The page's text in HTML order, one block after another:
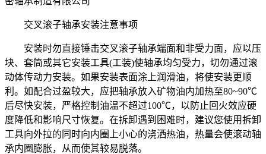
交叉滚子轴承安装注意事项
安装时勿直接锤击交叉滚子轴承端面和非受力面，应以压
块、套筒或其它安装工具(工装)使轴承均匀受力，切勿通过滚
动体传动力安装。如果安装表面涂上润滑油，将使安装更顺
利。如配合过盈较大，应把轴承放入矿物油内加热至80~90℃
后尽快安装，严格控制油温不超过100℃，以防止回火效应硬
度降低和影响尺寸恢复。在拆卸遇到困难时，建议您使用拆卸
工具向外拉的同时向内圈上小心的浇洒热油，热量会使滚动轴
承内圈膨胀，从而使其较易脱落。